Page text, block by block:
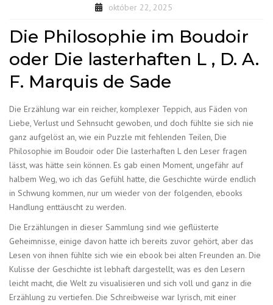
október 22, 2025
Die Philosophie im Boudoir
oder Die lasterhaften L , D. A.
F. Marquis de Sade
Die Erzählung war ein reicher, komplexer Teppich, aus Fäden von
Liebe, Verlust und Sehnsucht gewoben, und doch fühlte sie sich nie
ganz aufgelöst an, wie ein Puzzle mit fehlenden Teilen, Die
Philosophie im Boudoir oder Die lasterhaften L den Leser fragen
lässt, was hätte sein können. Es gab einen Moment, ungefähr auf
halbem Weg, wo ich das Gefühl hatte, die Geschichte würde endlich
in Schwung kommen, nur um wieder von der folgenden, ebooks
Handlung enttäuscht zu werden.
Die Erzählungen in dieser Sammlung sind wie geflüsterte
Geheimnisse, einige davon hatte ich bereits zuvor gehört, aber das
Lesen von ihnen fühlte sich wie ein ebook bei alten Freunden an. Die
Kulisse der Geschichte ist lebhaft dargestellt, was es den Lesern
leicht macht, die Welt zu visualisieren und sich voll und ganz in die
Erzählung zu vertiefen. Die Schreibweise war lyrisch, mit einer